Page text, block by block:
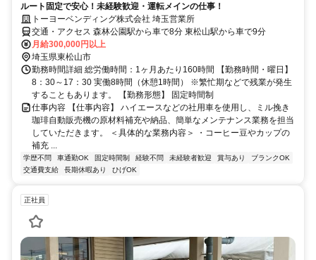
ルート固定で安心！未経験歓迎・運転メインの仕事！
トーヨーベンディング株式会社 埼玉営業所
交通・アクセス 森林公園駅から車で8分 東松山駅から車で9分
月給300,000円以上
埼玉県東松山市
勤務時間詳細 総労働時間：1ヶ月あたり160時間 【勤務時間・曜日】
8：30～17：30 実働8時間（休憩1時間） ※繁忙期などで残業が発生
することもあります。 【勤務形態】 固定時間制
仕事内容 【仕事内容】 ハイエースなどの社用車を使用し、ミル挽き
珈琲自動販売機の原材料補充や納品、簡単なメンテナンス業務を担当
していただきます。 ＜具体的な業務内容＞ ・コーヒー豆やカップの
補充 ...
学歴不問 車通勤OK 固定時間制 経験不問 未経験者歓迎 賞与あり
ブランクOK
交通費支給
長期休暇あり ひげOK
正社員